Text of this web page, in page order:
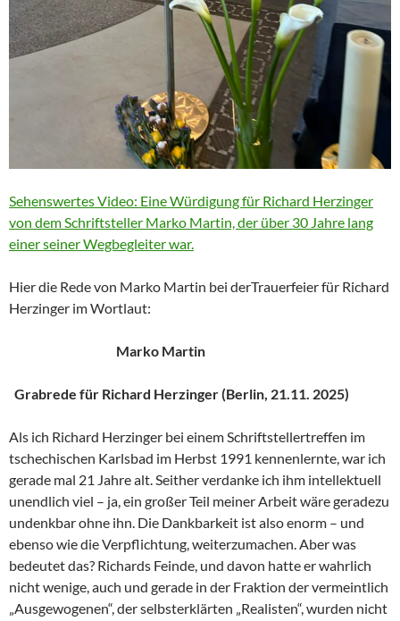
Sehenswertes Video: Eine Würdigung für Richard Herzinger
von dem Schriftsteller Marko Martin, der über 30 Jahre lang
einer seiner Wegbegleiter war.
Hier die Rede von Marko Martin bei derTrauerfeier für Richard
Herzinger im Wortlaut:
Marko Martin
Grabrede für Richard Herzinger (Berlin, 21.11. 2025)
Als ich Richard Herzinger bei einem Schriftstellertreffen im
tschechischen Karlsbad im Herbst 1991 kennenlernte, war ich
gerade mal 21 Jahre alt. Seither verdanke ich ihm intellektuell
unendlich viel – ja, ein großer Teil meiner Arbeit wäre geradezu
undenkbar ohne ihn. Die Dankbarkeit ist also enorm – und
ebenso wie die Verpflichtung, weiterzumachen. Aber was
bedeutet das? Richards Feinde, und davon hatte er wahrlich
nicht wenige, auch und gerade in der Fraktion der vermeintlich
„Ausgewogenen“, der selbsterklärten „Realisten“, wurden nicht